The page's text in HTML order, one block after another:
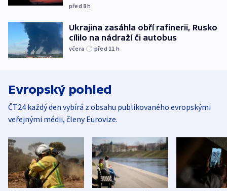
před 8h
Ukrajina zasáhla obří rafinerii, Rusko
cílilo na nádraží či autobus
včera před 11 h
Evropský pohled
ČT24 každý den vybírá z obsahu publikovaného evropskými
veřejnými médii, členy Eurovize.